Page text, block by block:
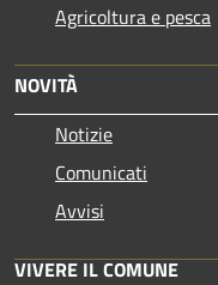
Agricoltura e pesca
NOVITÀ
Notizie
Comunicati
Avvisi
VIVERE IL COMUNE